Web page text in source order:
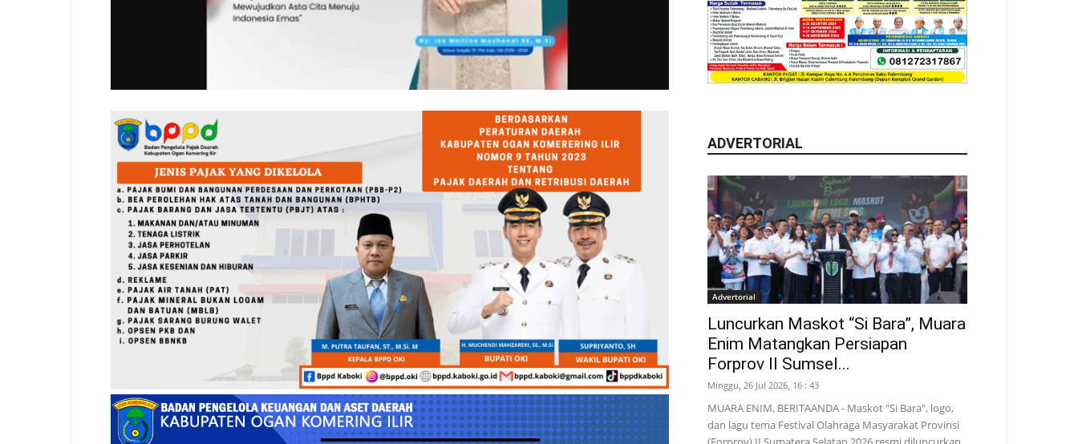
ADVERTORIAL
Advertorial
Luncurkan Maskot “Si Bara”, Muara
Enim Matangkan Persiapan
Forprov II Sumsel...
Minggu, 26 Jul 2026, 16 : 43
MUARA ENIM, BERITAANDA - Maskot "Si Bara", logo,
dan lagu tema Festival Olahraga Masyarakat Provinsi